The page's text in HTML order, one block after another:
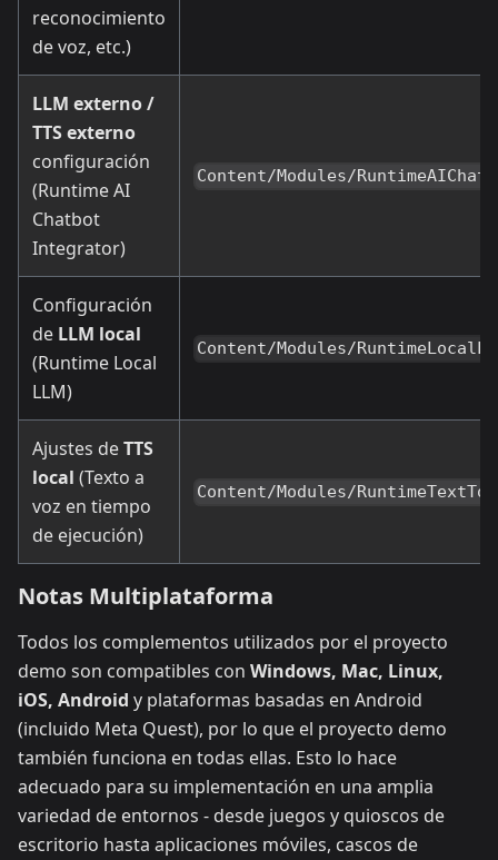
reconocimiento
de voz, etc.)
LLM externo /
TTS externo
configuración
(Runtime AI
Chatbot
Integrator)
Content/Modules/
Configuración
de LLM local
(Runtime Local
LLM)
Content/Modules/
Ajustes deTTS
local (Texto a
voz en tiempo
de ejecución)
Content/Modules/
Notas Multiplataforma
Todos los complementos utilizados por el proyecto
demo son compatibles con Windows, Mac, Linux,
iOS, Android y plataformas basadas en Android
(incluido Meta Quest), por lo que el proyecto demo
también funciona en todas ellas. Esto lo hace
adecuado para su implementación en una amplia
variedad de entornos - desde juegos y quioscos de
escritorio hasta aplicaciones móviles, cascos de